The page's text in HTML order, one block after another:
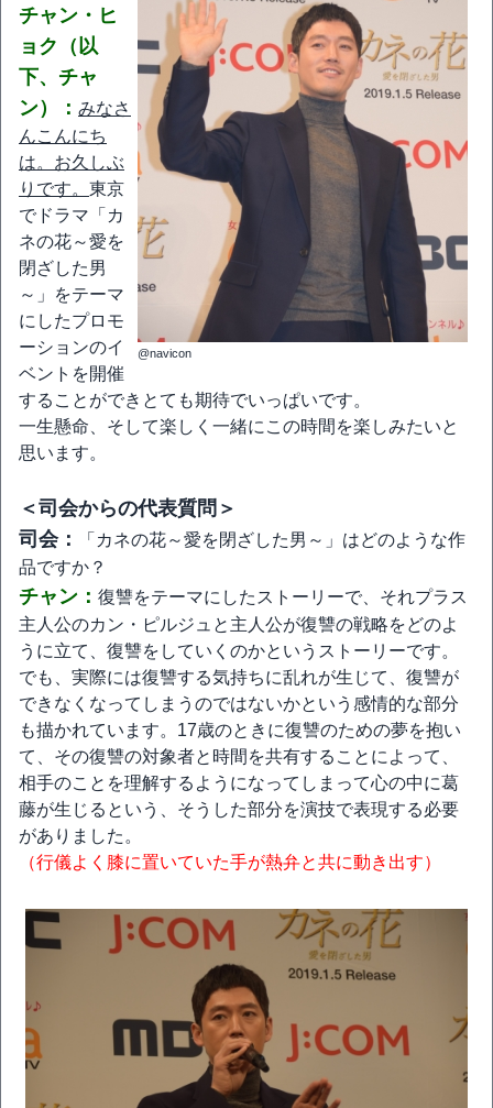
@navicon
チャン・ヒ
ョク（以
下、チャ
ン）： みなさ
んこんにち
は。お久しぶ
りです。 東京
でドラマ「カ
ネの花～愛を
閉ざした男
～」をテーマ
にしたプロモ
ーションのイ
ベントを開催
することができとても期待でいっぱいです。
一生懸命、そして楽しく一緒にこの時間を楽しみたいと
思います。
＜司会からの代表質問＞
司会：
「カネの花～愛を閉ざした男～」はどのような作
品ですか？
チャン： 復讐をテーマにしたストーリーで、それプラス
主人公のカン・ピルジュと主人公が復讐の戦略をどのよ
うに立て、復讐をしていくのかというストーリーです。
でも、実際には復讐する気持ちに乱れが生じて、復讐が
できなくなってしまうのではないかという感情的な部分
も描かれています。17歳のときに復讐のための夢を抱い
て、その復讐の対象者と時間を共有することによって、
相手のことを理解するようになってしまって心の中に葛
藤が生じるという、そうした部分を演技で表現する必要
がありました。
（行儀よく膝に置いていた手が熱弁と共に動き出す）